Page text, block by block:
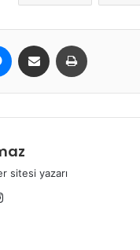
MessengerE-Posta ile paylaş
sitesi yazarı
Instagram